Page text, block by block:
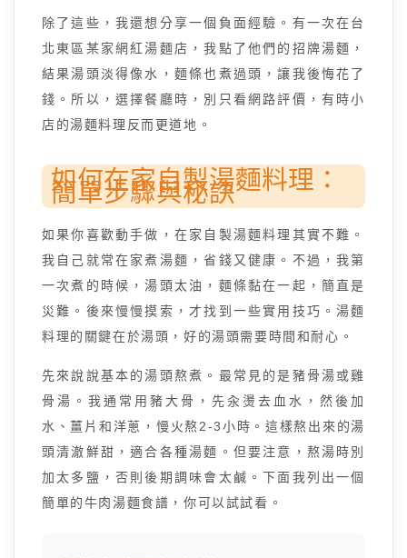
除了這些，我還想分享一個負面經驗。有一次在台
北東區某家網紅湯麵店，我點了他們的招牌湯麵，
結果湯頭淡得像水，麵條也煮過頭，讓我後悔花了
錢。所以，選擇餐廳時，別只看網路評價，有時小
店的湯麵料理反而更道地。
如何在家自製湯麵料理：
簡單步驟與秘訣
如果你喜歡動手做，在家自製湯麵料理其實不難。
我自己就常在家煮湯麵，省錢又健康。不過，我第
一次煮的時候，湯頭太油，麵條黏在一起，簡直是
災難。後來慢慢摸索，才找到一些實用技巧。湯麵
料理的關鍵在於湯頭，好的湯頭需要時間和耐心。
先來說說基本的湯頭熬煮。最常見的是豬骨湯或雞
骨湯。我通常用豬大骨，先汆燙去血水，然後加
水、薑片和洋蔥，慢火熬2-3小時。這樣熬出來的湯
頭清澈鮮甜，適合各種湯麵。但要注意，熬湯時別
加太多鹽，否則後期調味會太鹹。下面我列出一個
簡單的牛肉湯麵食譜，你可以試試看。